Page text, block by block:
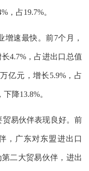
，占19.7%。
速最快。前7个月，
4.7%，占进出口总值
亿元，增长5.9%，占
降13.8%。
易伙伴表现良好。前
，广东对东盟进出口
二大贸易伙伴，进出